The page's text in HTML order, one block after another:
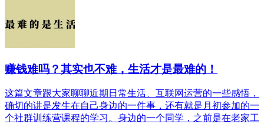
赚钱难吗？其实也不难，生活才是最难的！
这篇文章跟大家聊聊近期日常生活、互联网运营的一些感悟，
确切的讲是发生在自己身边的一件事，还有就是月初参加的一
个社群训练营课程的学习。身边的一个同学，之前是在老家工